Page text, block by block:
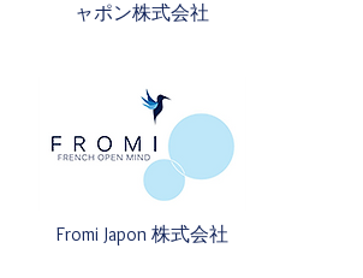
ャポン株式会社
Fromi Japon 株式会社